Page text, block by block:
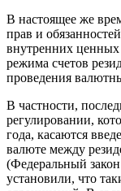
В настоящее же
прав и
внутренних ценных
режима счетов
проведения
В частности,
регулировании,
года, касаются
валюте между
(Федеральный
установили, что